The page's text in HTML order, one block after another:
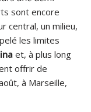
sont encore
central, un milieu,
les limites
et, à plus long
offrir de
à Marseille,